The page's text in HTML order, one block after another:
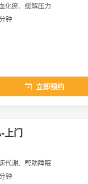
化瘀、缓解压力
钟
立即预约
上门
代谢、帮助睡眠
钟